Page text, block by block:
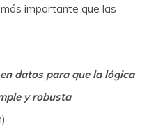
importante que las
datos para que la lógica
y robusta